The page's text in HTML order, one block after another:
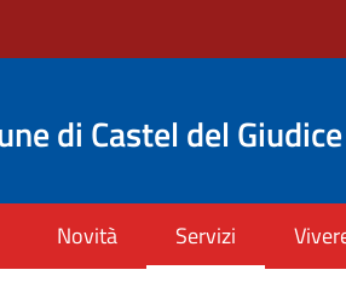
di Castel del Giudice
Novità Servizi